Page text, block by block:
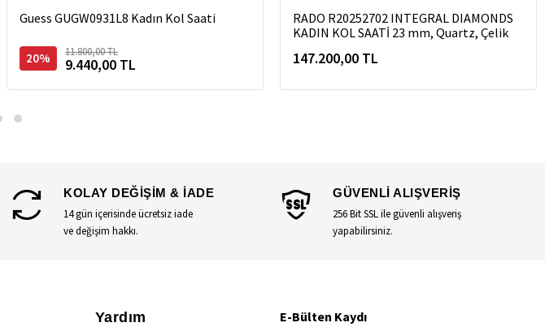
Guess GUGW0931L8 Kadın Kol Saati
20% 11.800,00 TL
9.440,00 TL
RADO R20252702 INTEGRAL DIAMONDS
KADIN KOL SAATİ 23 mm, Quartz, Çelik
147.200,00 TL
KOLAY DEĞİŞİM & İADE
14 gün içerisinde ücretsiz iade
ve değişim hakkı.
GÜVENLİ ALIŞVERİŞ
256 Bit SSL ile güvenli alışveriş
yapabilirsiniz.
Yardım E-Bülten Kaydı